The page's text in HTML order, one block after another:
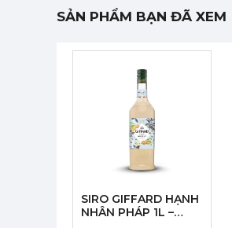
SẢN PHẨM BẠN ĐÃ XEM
SIRO GIFFARD HẠNH
NHÂN PHÁP 1L –